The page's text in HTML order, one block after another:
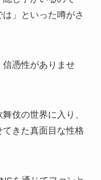
」といった噂がさ
信憑性がありませ
伎の世界に入り、
きた真面目な性格